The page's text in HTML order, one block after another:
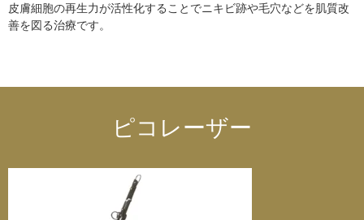
皮膚細胞の再生力が活性化することでニキビ跡や毛穴などを肌質改
善を図る治療です。
ピコレーザー